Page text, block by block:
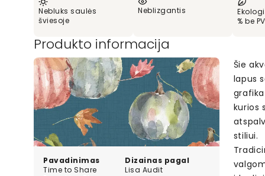
Nebluks saulės
šviesoje
Neblizgantis
% be
Produkto informacija
Pavadinimas
Time to Share
Dizainas pagal
Lisa Audit
Šie
lapus
kurios
stiliui.